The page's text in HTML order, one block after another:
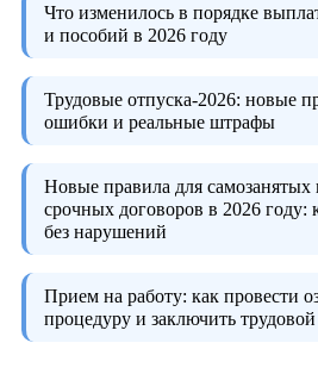
Что изменилось в порядке
и пособий в 2026 году
Трудовые отпуска-2026: новые
ошибки и реальные штрафы
Новые правила для самозанятых
срочных договоров в 2026 году:
без нарушений
Прием на работу: как провести
процедуру и заключить